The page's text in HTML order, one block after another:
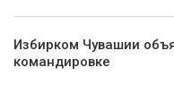
Избирком Чувашии
командировке